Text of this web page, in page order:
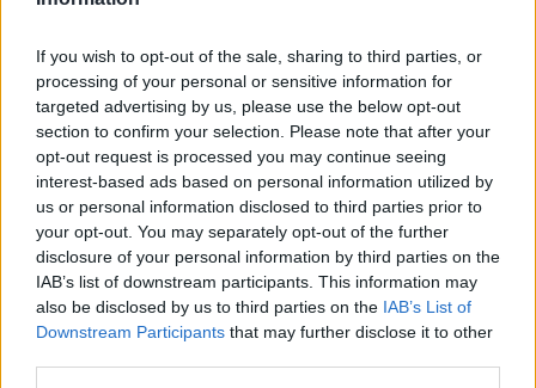
If you wish to opt-out of the sale, sharing to third parties, or
processing of your personal or sensitive information for
targeted advertising by us, please use the below opt-out
section to confirm your selection. Please note that after your
opt-out request is processed you may continue seeing
interest-based ads based on personal information utilized by
us or personal information disclosed to third parties prior to
your opt-out. You may separately opt-out of the further
disclosure of your personal information by third parties on the
IAB’s list of downstream participants. This information may
also be disclosed by us to third parties on the IAB’s List of
Downstream Participants that may further disclose it to other
Sarassss_95
Junior Advisor
«Buon prodotto»
10.03.26
8.4
Veet un marchio sempre buono per le strisce e cerette. In
particolare queste per il viso sono b...continua a leggere
Utile